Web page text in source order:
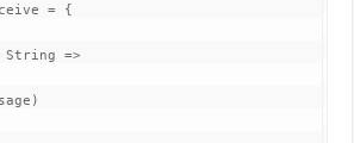
= {
String =>